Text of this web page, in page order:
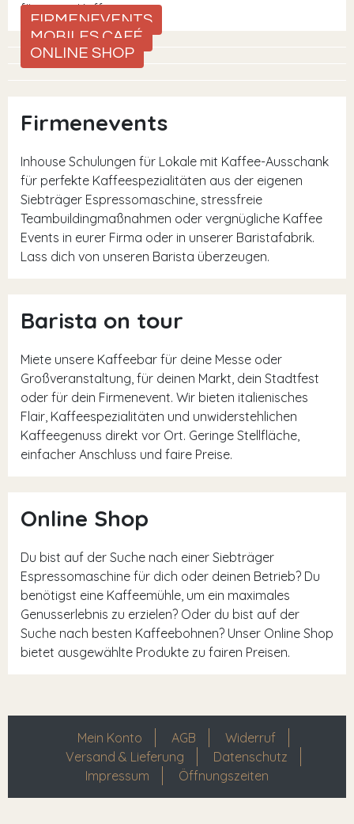
für guten Kaffee.
FIRMENEVENTS
MOBILES CAFÉ
ONLINE SHOP
Firmenevents
Inhouse Schulungen für Lokale mit Kaffee-Ausschank
für perfekte Kaffeespezialitäten aus der eigenen
Siebträger Espressomaschine, stressfreie
Teambuildingmaßnahmen oder vergnügliche Kaffee
Events in eurer Firma oder in unserer Baristafabrik.
Lass dich von unseren Barista überzeugen.
Barista on tour
Miete unsere Kaffeebar für deine Messe oder
Großveranstaltung, für deinen Markt, dein Stadtfest
oder für dein Firmenevent. Wir bieten italienisches
Flair, Kaffeespezialitäten und unwiderstehlichen
Kaffeegenuss direkt vor Ort. Geringe Stellfläche,
einfacher Anschluss und faire Preise.
Online Shop
Du bist auf der Suche nach einer Siebträger
Espressomaschine für dich oder deinen Betrieb? Du
benötigst eine Kaffeemühle, um ein maximales
Genusserlebnis zu erzielen? Oder du bist auf der
Suche nach besten Kaffeebohnen? Unser Online Shop
bietet ausgewählte Produkte zu fairen Preisen.
Mein Konto AGB
Widerruf
Versand & Lieferung
Datenschutz
Impressum
Öffnungszeiten